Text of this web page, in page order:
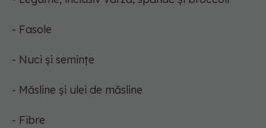
- Fasole
- Nuci și semințe
- Măsline și ulei de măsline
- Fibre